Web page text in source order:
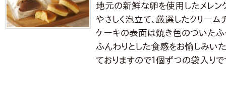
地元の新鮮な卵を使用したメレン
やさしく泡立て、厳選したクリー
ケーキの表面は焼き色のついたふ
ふんわりとした食感をお愉しみい
ておりますので１個ずつの袋入りで